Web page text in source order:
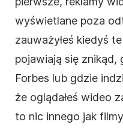
wyświetlane poza
zauważyłeś kiedyś
pojawiają się znikąd,
Forbes lub gdzie
że oglądałeś wideo
to nic innego jak